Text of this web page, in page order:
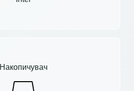
Накопичувач